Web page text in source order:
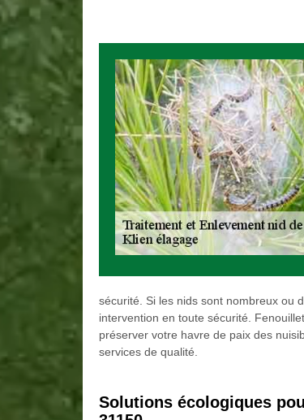
sécurité. Si les nids sont nombreux ou
intervention en toute sécurité.
préserver votre havre de paix des
services de qualité.
Solutions écologiques